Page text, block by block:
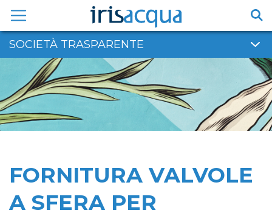
contenuto
SOCIETÀ TRASPARENTE
FORNITURA VALVOLE
A SFERA PER